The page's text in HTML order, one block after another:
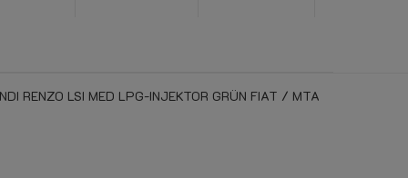
RENZO LSI MED LPG-INJEKTOR GRÜN FIAT / MTA